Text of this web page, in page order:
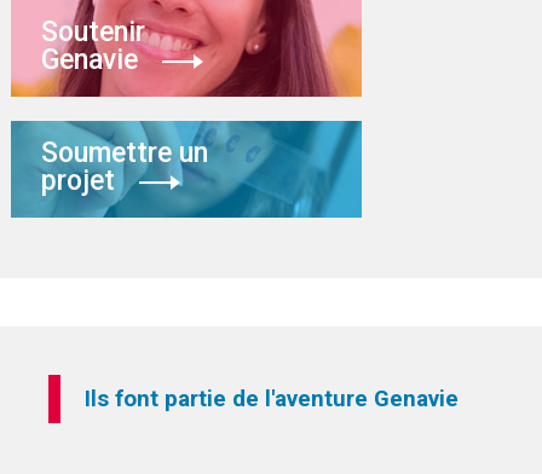
Soutenir
Genavie
Soumettre un
projet
Ils font partie de l'aventure Genavie